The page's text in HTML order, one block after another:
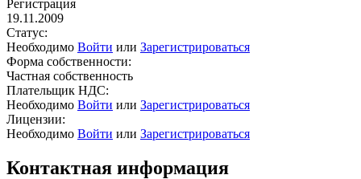
Регистрация
19.11.2009
Статус:
Необходимо Войти или Зарегистрироваться
Форма собственности:
Частная собственность
Плательщик НДС:
Необходимо Войти или Зарегистрироваться
Лицензии:
Необходимо Войти или Зарегистрироваться
Контактная информация